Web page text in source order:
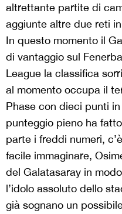
altrettante partite di
aggiunte altre due reti
In questo momento il
di vantaggio sul
League la classifica
al momento occupa il
Phase con dieci punti
punteggio pieno ha
parte i freddi numeri,
facile immaginare,
del Galatasaray in
l’idolo assoluto dello
già sognano un